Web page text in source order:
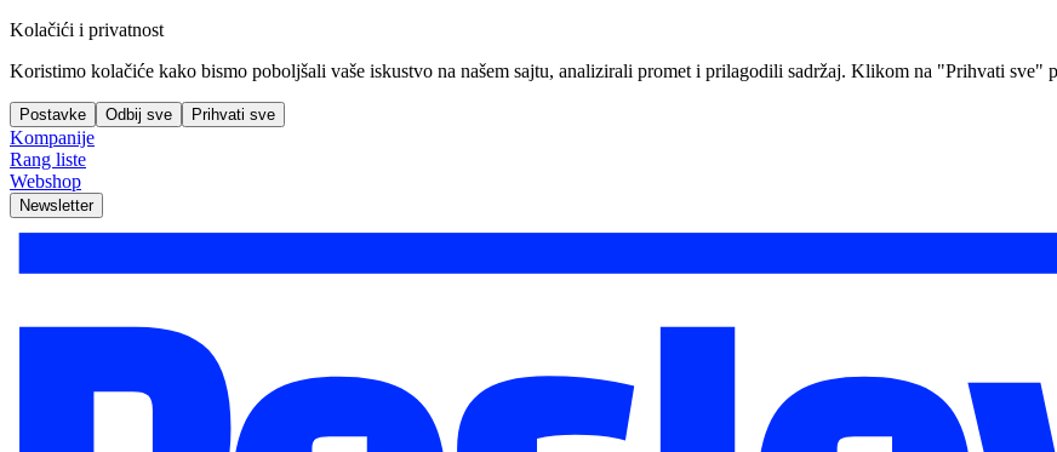
Kolačići i privatnost
Koristimo kolačiće kako bismo poboljšali vaše iskustvo na našem sajtu, analizirali promet i prilagodili sadržaj. Klikom na "Prihvati sve"
Postavke Odbij sve Prihvati sve
Kompanije
Rang liste
Webshop
Newsletter